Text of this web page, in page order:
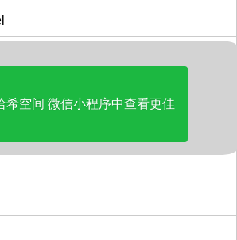
FCBGA1356 插槽 接口 CPU
希空间 微信小程序中查看更佳